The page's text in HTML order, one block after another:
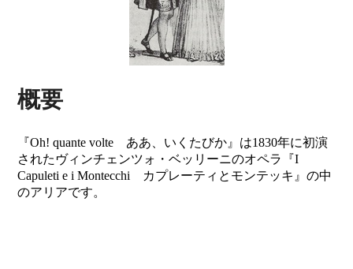
概要
『Oh! quante volte ああ、いくたびか』は1830年に初演
されたヴィンチェンツォ・ベッリーニのオペラ『I
Capuleti e i Montecchi カプレーティとモンテッキ』の中
のアリアです。